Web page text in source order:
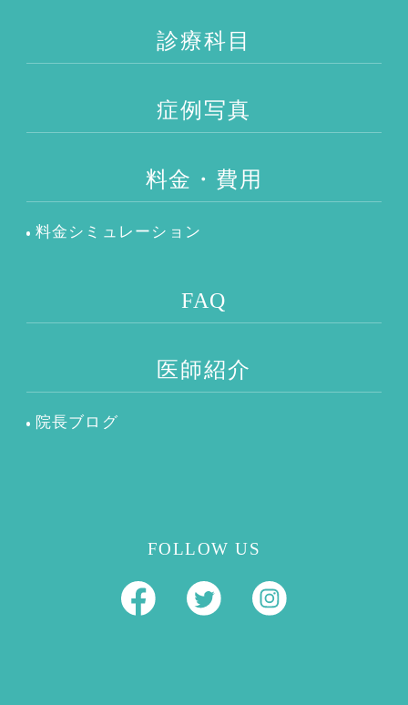
診療科目
症例写真
料金・費用
料金シミュレーション
FAQ
医師紹介
院長ブログ
FOLLOW US